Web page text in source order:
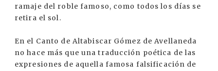
ramaje del roble famoso, como todos los días se
retira el sol.
En el Canto de Altabiscar Gómez de Avellaneda
no hace más que una traducción poética de las
expresiones de aquella famosa falsificación de